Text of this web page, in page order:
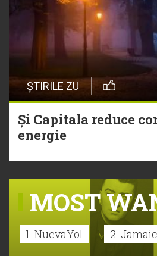
ȘTIRILE ZU
Și Capitala reduce
energie
MOST
1. NuevaYol 2.